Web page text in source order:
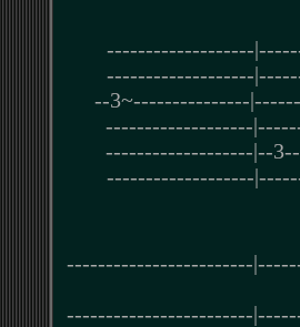
-------------------
-------------------
--3~---------------
-------------------
-------------------|--
-------------------
------------------------
------------------------